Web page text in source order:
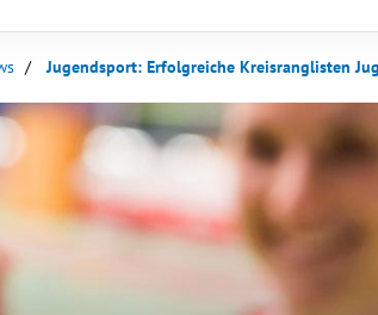
Jugendsport: Erfolgreiche Kreisranglisten